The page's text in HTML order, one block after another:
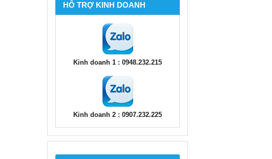
HỖ TRỢ KINH DOANH
Kinh doanh 1 : 0948.232.215
Kinh doanh 2 : 0907.232.225